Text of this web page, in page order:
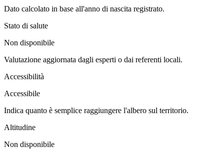
Dato calcolato in base all'anno di nascita registrato.
Stato di salute
Non disponibile
Valutazione aggiornata dagli esperti o dai referenti locali.
Accessibilità
Accessibile
Indica quanto è semplice raggiungere l'albero sul territorio.
Altitudine
Non disponibile